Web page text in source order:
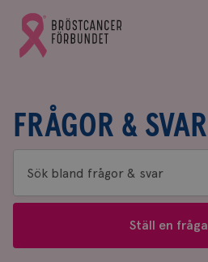
Gå
till
Bröstcancerförbundets
FRÅGOR & SVAR
Sök
bland
&
Ställ en fråga